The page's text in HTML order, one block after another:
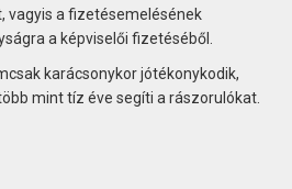
vagyis a fizetésemelésének
a képviselői fizetéséből.
karácsonykor jótékonykodik,
mint tíz éve segíti a rászorulókat.